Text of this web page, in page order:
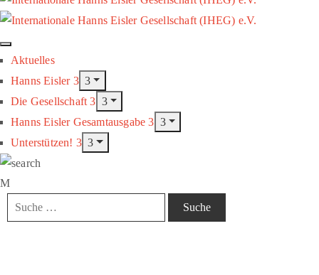
Aktuelles
Hanns Eisler
Die Gesellschaft
Hanns Eisler Gesamtausgabe
Unterstützen!